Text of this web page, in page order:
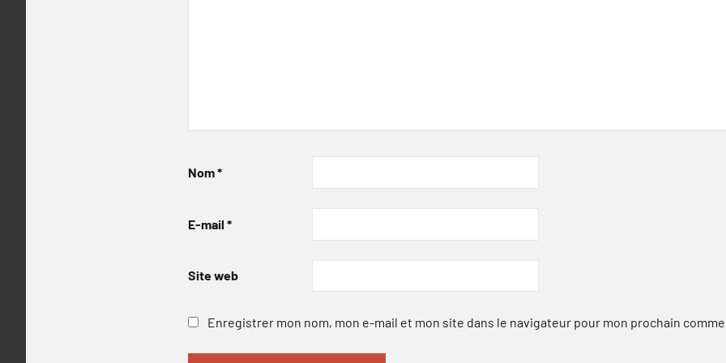
Nom*
E-mail *
Site web
Enregistrer mon nom, mon e-mail et mon site dans le navigateur pour mon prochain